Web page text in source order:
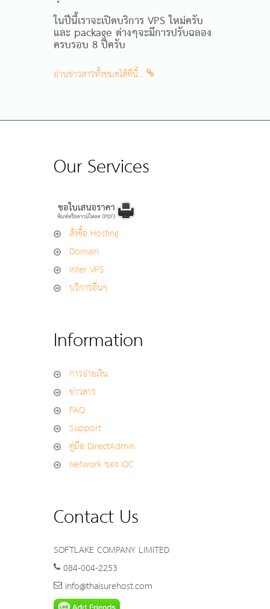
ในปีนี้เราจะเปิดบริการ VPS ใหม่ครับ
และ package ต่างๆจะมีการปรับฉลอง
ครบรอบ 8 ปีครับ
อ่านข่าวสารทั้งหมดได้ที่นี้...
Our Services
สั่งซื้อ Hosting
Domain
Inter VPS
บริการอื่นๆ
Information
การจ่ายเงิน
ข่าวสาร
FAQ
Support
คู่มือ DirectAdmin
Network ของ IDC
Contact Us
SOFTLAKE COMPANY LIMITED
084-004-2253
info@thaisurehost.com